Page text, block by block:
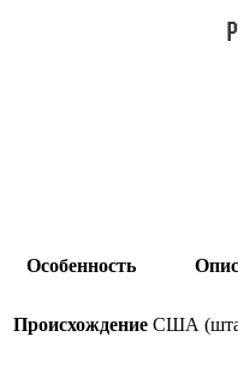
Особенность
Происхождение США